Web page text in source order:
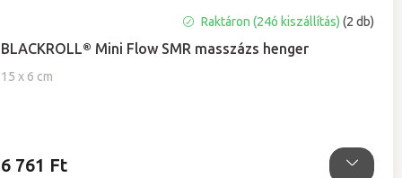
BLACKROLL® Mini Flow SMR masszázs henger
15 x 6 cm
átlagos
értékelése
Raktáron (24ó kiszállítás)(2 db)
6 761 Ft